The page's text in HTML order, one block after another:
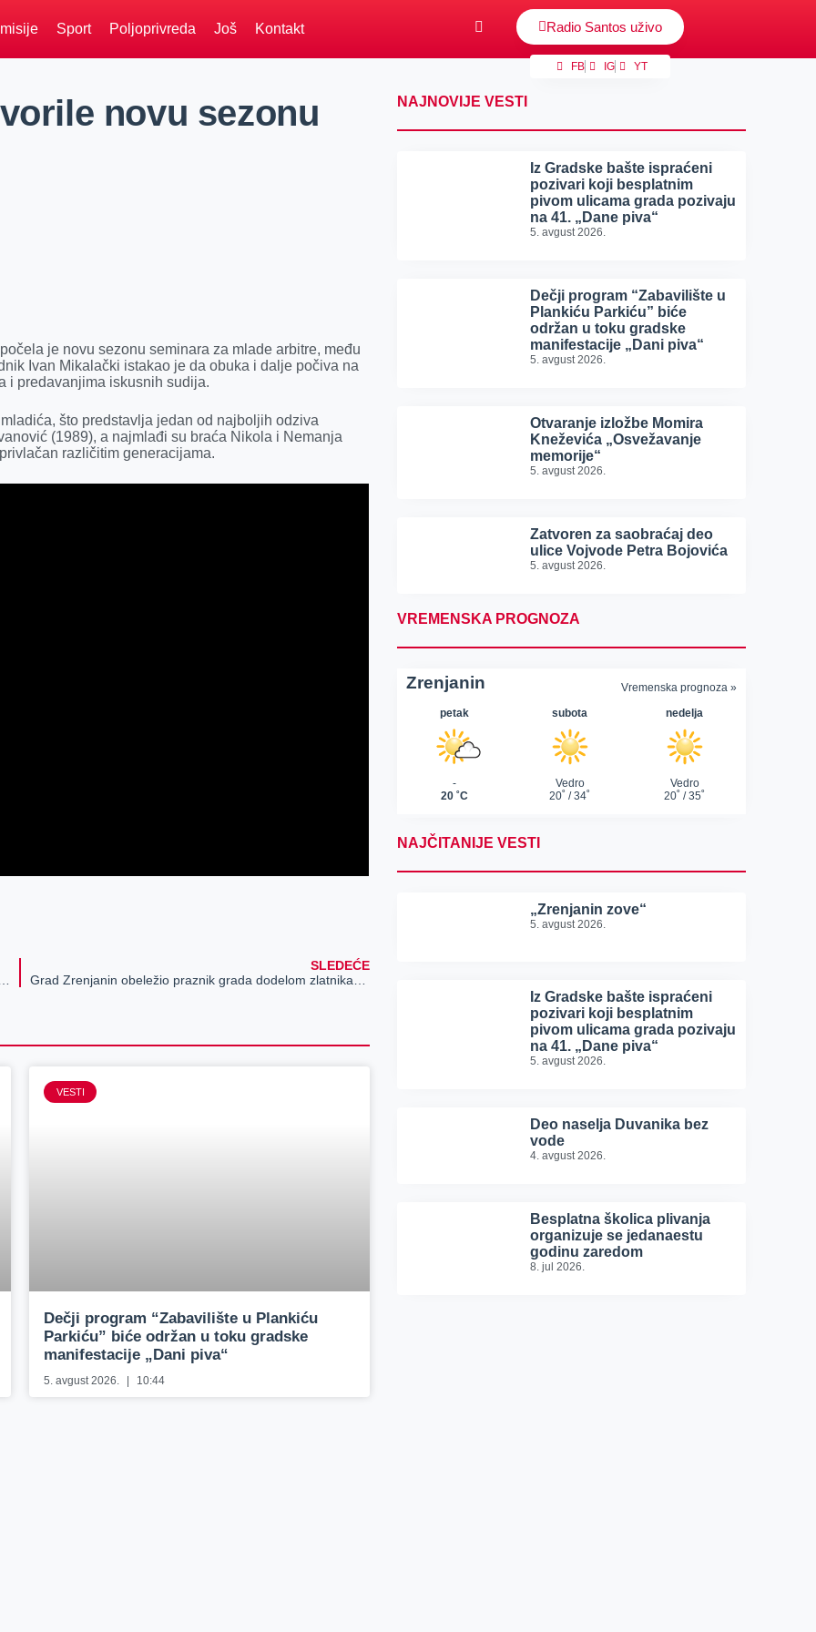
Sport Poljoprivreda Još Kontakt Radio Santos uživo
FB IG YT
novu sezonu
je novu sezonu seminara za mlade arbitre, među
Ivan Mikalački istakao je da obuka i dalje počiva na
i predavanjima iskusnih sudija.
što predstavlja jedan od najboljih odziva
(1989), a najmlađi su braća Nikola i Nemanja
različitim generacijama.
Potpredsednica Vlade Srbije i ministarka privrede Adrijana Mesarović u poseti opštini Sečanj
SLEDEĆE
Grad Zrenjanin obeležio praznik grada dodelom zlatnika najmlađima
VESTI
Dečji program “Zabavilište u Plankiću
Parkiću” biće održan u toku gradske
manifestacije „Dani piva“
5. avgust 2026. 10:44
NAJNOVIJE VESTI
Iz Gradske bašte ispraćeni
pozivari koji besplatnim
pivom ulicama grada pozivaju
na 41. „Dane piva“
5. avgust 2026.
Dečji program “Zabavilište u
Plankiću Parkiću” biće
održan u toku gradske
manifestacije „Dani piva“
5. avgust 2026.
Otvaranje izložbe Momira
Kneževića „Osvežavanje
memorije“
5. avgust 2026.
Zatvoren za saobraćaj deo
ulice Vojvode Petra Bojovića
5. avgust 2026.
VREMENSKA PROGNOZA
NAJČITANIJE VESTI
„Zrenjanin zove“
5. avgust 2026.
Iz Gradske bašte ispraćeni
pozivari koji besplatnim
pivom ulicama grada pozivaju
na 41. „Dane piva“
5. avgust 2026.
Deo naselja Duvanika bez
vode
4. avgust 2026.
Besplatna školica plivanja
organizuje se jedanaestu
godinu zaredom
8. jul 2026.